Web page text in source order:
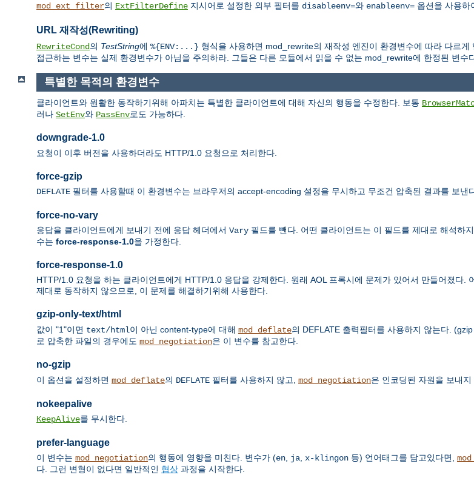
mod_ext_filter의 ExtFilterDefine 지시어로 설정한 외부 필터를 disableenv=와 enableenv= 옵션을 사용하
URL 재작성(Rewriting)
RewriteCond의 TestString에 %{ENV:...} 형식을 사용하면 mod_rewrite의 재작성 엔진이 환경변수에 따라 다르
접근하는 변수는 실제 환경변수가 아님을 주의하라. 그들은 다른 모듈에서 읽을 수 없는 mod_rewrite에 한정된 변수
특별한 목적의 환경변수
클라이언트와 원활한 동작하기위해 아파치는 특별한 클라이언트에 대해 자신의 행동을 수정한다. 보통
러나 SetEnv와 PassEnv로도 가능하다.
downgrade-1.0
요청이 이후 버전을 사용하더라도 HTTP/1.0 요청으로 처리한다.
force-gzip
DEFLATE 필터를 사용할때 이 환경변수는 브라우저의 accept-encoding 설정을 무시하고 무조건 압축된 결과를 보낸
force-no-vary
응답을 클라이언트에게 보내기 전에 응답 헤더에서 Vary 필드를 뺀다. 어떤 클라이언트는 이 필드를 제대로 해석하
수는 force-response-1.0을 가정한다.
force-response-1.0
HTTP/1.0 요청을 하는 클라이언트에게 HTTP/1.0 응답을 강제한다. 원래 AOL 프록시에 문제가 있어서 만들어졌다.
제대로 동작하지 않으므로, 이 문제를 해결하기위해 사용한다.
gzip-only-text/html
값이 "1"이면 text/html이 아닌 content-type에 대해 mod_deflate의 DEFLATE 출력필터를 사용하지 않는다.
로 압축한 파일의 경우에도 mod_negotiation은 이 변수를 참고한다.
no-gzip
이 옵션을 설정하면 mod_deflate의 DEFLATE 필터를 사용하지 않고, mod_negotiation은 인코딩된 자원을 보내지
nokeepalive
KeepAlive를 무시한다.
prefer-language
이 변수는 mod_negotiation의 행동에 영향을 미친다. 변수가 (en ja x-klingon 등) 언어태그를 담고있다면,
다. 그런 변형이 없다면 일반적인 협상 과정을 시작한다.